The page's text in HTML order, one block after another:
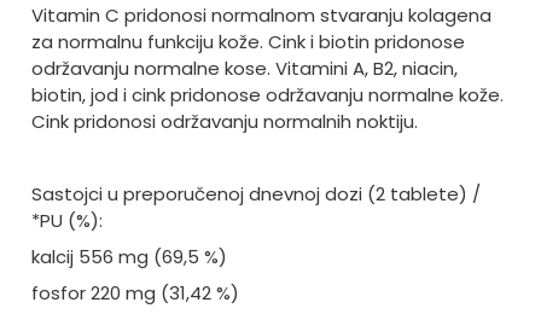
Vitamin C pridonosi normalnom stvaranju kolagena
za normalnu funkciju kože. Cink i biotin pridonose
održavanju normalne kose. Vitamini A, B2, niacin,
biotin, jod i cink pridonose održavanju normalne kože.
Cink pridonosi održavanju normalnih noktiju.
Sastojci u preporučenoj dnevnoj dozi (2 tablete) /
*PU (%):
kalcij 556 mg (69,5 %)
fosfor 220 mg (31,42 %)